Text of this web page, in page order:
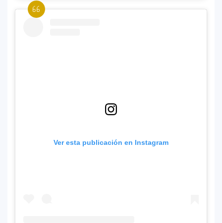
Ver esta publicación en Instagram